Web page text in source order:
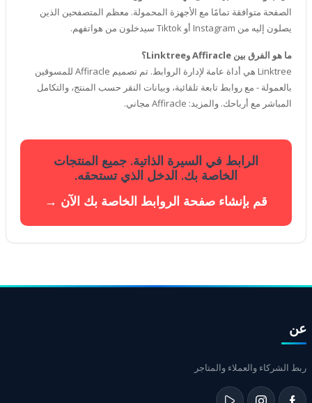
الصفحة متوافقة تمامًا مع الأجهزة المحمولة. معظم المتصفحين الذين
يصلون إليه من Instagram أو Tiktok سيدخلون من هواتفهم.
ما هو الفرق بين Affiracle وLinktree؟
Linktree هي أداة عامة لإدارة الروابط. تم تصميم Affiracle للمسوقين
بالعمولة - مع روابط تابعة تلقائية، وبيانات النقر حسب المنتج، والتكامل
المباشر مع أرباحك. والمزيد: Affiracle مجاني.
الرابط في السيرة الذاتية. جميع المنتجات
الخاصة بك. الدخل الذي تستحقه.
قم بإنشاء صفحة الروابط الخاصة بك الآن →
عن
ربط الشركاء والعملاء والمتاجر